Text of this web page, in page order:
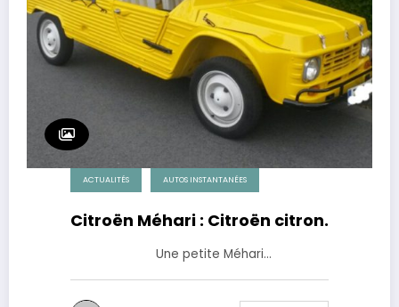
ACTUALITÉS AUTOS INSTANTANÉES
Citroën Méhari : Citroën citron.
Une petite Méhari…